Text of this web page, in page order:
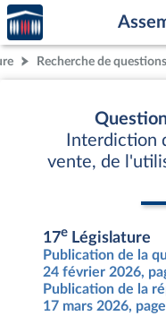
Aller au contenu
Aller en bas de la page
Accèder
à la
page
d'accueilRecherche de
Interdiction
vente, de
17e Législature
Publication de la
24 février 2026,
Publication de la
17 mars 2026,